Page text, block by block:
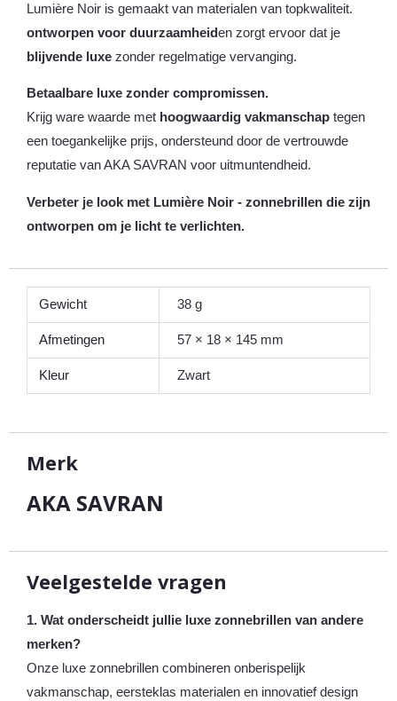
Lumière Noir is gemaakt van materialen van topkwaliteit.
ontworpen voor duurzaamheiden zorgt ervoor dat je
blijvende luxe zonder regelmatige vervanging.
Betaalbare luxe zonder compromissen.
Krijg ware waarde met hoogwaardig vakmanschap tegen
een toegankelijke prijs, ondersteund door de vertrouwde
reputatie van AKA SAVRAN voor uitmuntendheid.
Verbeter je look met Lumière Noir - zonnebrillen die zijn
ontworpen om je licht te verlichten.
Gewicht 38 g
Afmetingen 57 × 18 × 145 mm
Kleur Zwart
Merk
AKA SAVRAN
Veelgestelde vragen
1. Wat onderscheidt jullie luxe zonnebrillen van andere
merken?
Onze luxe zonnebrillen combineren onberispelijk
vakmanschap, eersteklas materialen en innovatief design